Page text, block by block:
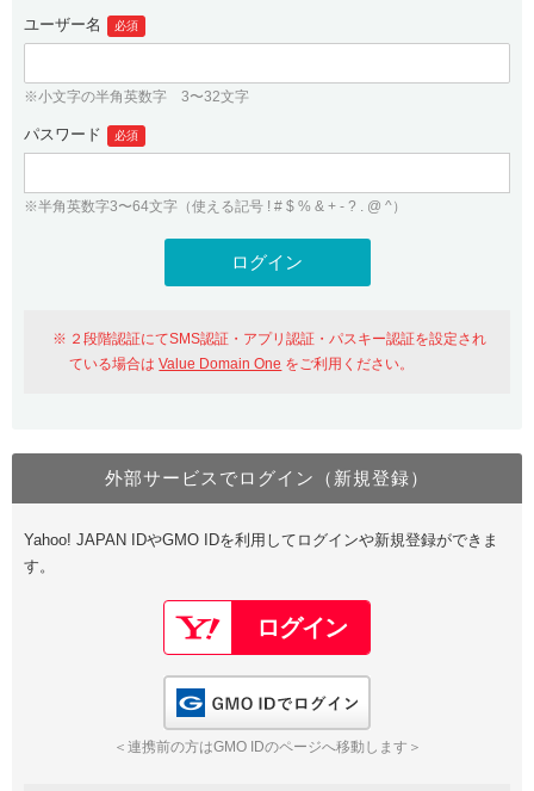
.jpドメインバックオーダー
プレミアムドメイン
人気ドメインの種類
WHOIS検索
紹介制度
バリュードメインAPI
ドメイン・ホスティングOEM
ログイン
従来のバリュードメインをご利用希望の方
Value Domainにログイン
おすすめ One レンタルサーバーを含む最新の機能を使う方
Value Domain Oneにログイン
Google
GMO ID Amazon
※AmazonはValue Domain Oneのログイン画面へ遷移します
ユーザー登録
Value Domain Oneアカウント作成
以下でも登録可能
Google Yahoo!
GMO ID
ユーザー名 必須
※小文字の半角英数字 3〜32文字
パスワード 必須
※半角英数字3〜64文字（使える記号 ! # $ % & + - ? . @ ^）
２段階認証にてSMS認証・アプリ認証・パスキー認証を設定され
ている場合はValue Domain One をご利用ください。
外部サービスでログイン（新規登録）
Yahoo! JAPAN IDやGMO IDを利用してログインや新規登録ができま
す。
＜連携前の方はGMO IDのページへ移動します＞